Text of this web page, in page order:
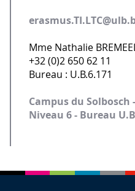
Mme Nathalie
+32 (0)2 650 62 11
Bureau : U.B.6.171
Campus du Solbosch
Niveau 6 - Bureau